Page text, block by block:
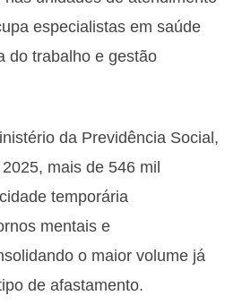
especialistas em saúde
do trabalho e gestão
da Previdência Social,
mais de 546 mil
temporária
mentais e
o maior volume já
de afastamento.